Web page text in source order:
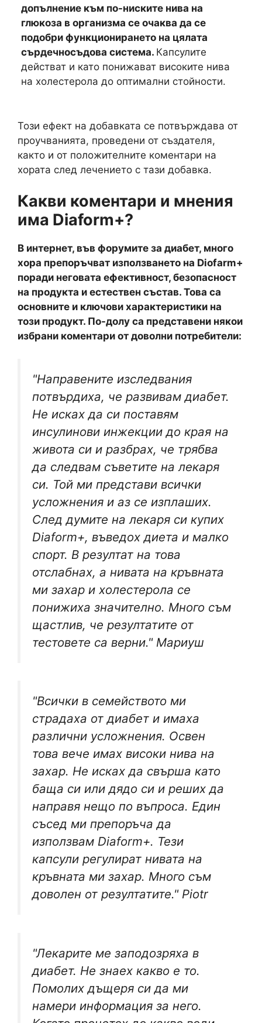
допълнение към по-ниските нива на
глюкоза в организма се очаква да се
подобри функционирането на цялата
сърдечносъдова система. Капсулите
действат и като понижават високите нива
на холестерола до оптимални стойности.
Този ефект на добавката се потвърждава от
проучванията, проведени от създателя,
както и от положителните коментари на
хората след лечението с тази добавка.
Какви коментари и мнения
има Diaform+?
В интернет, във форумите за диабет, много
хора препоръчват използването на Diofarm+
поради неговата ефективност, безопасност
на продукта и естествен състав. Това са
основните и ключови характеристики на
този продукт. По-долу са представени някои
избрани коментари от доволни потребители:
"Направените изследвания
потвърдиха, че развивам диабет.
Не исках да си поставям
инсулинови инжекции до края на
живота си и разбрах, че трябва
да следвам съветите на лекаря
си. Той ми представи всички
усложнения и аз се изплаших.
След думите на лекаря си купих
Diaform+, въведох диета и малко
спорт. В резултат на това
отслабнах, а нивата на кръвната
ми захар и холестерола се
понижиха значително. Много съм
щастлив, че резултатите от
тестовете са верни." Мариуш
"Всички в семейството ми
страдаха от диабет и имаха
различни усложнения. Освен
това вече имах високи нива на
захар. Не исках да свърша като
баща си или дядо си и реших да
направя нещо по въпроса. Един
съсед ми препоръча да
използвам Diaform+. Тези
капсули регулират нивата на
кръвната ми захар. Много съм
доволен от резултатите." Piotr
"Лекарите ме заподозряха в
диабет. Не знаех какво е то.
Помолих дъщеря си да ми
намери информация за него.